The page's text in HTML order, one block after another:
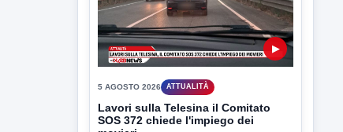
lL caso dei miasmi a Ponte Valentino
approda anche nel...